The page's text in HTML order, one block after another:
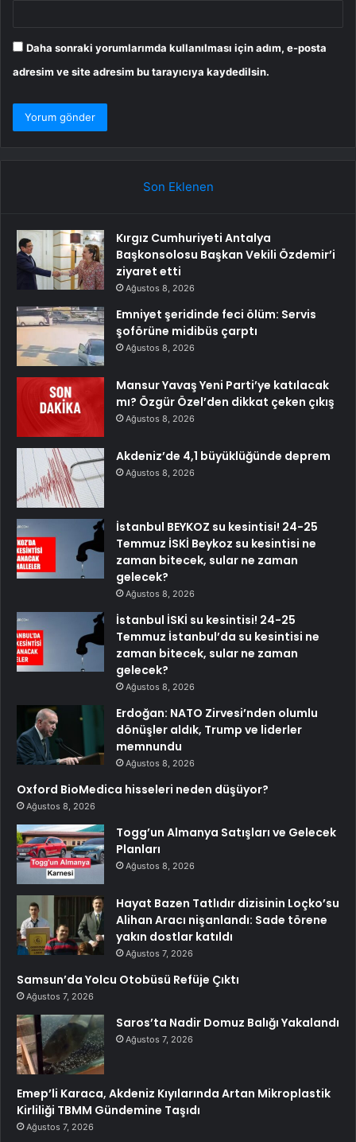
Daha sonraki yorumlarımda kullanılması için adım, e-posta
adresim ve site adresim bu tarayıcıya kaydedilsin.
Son Eklenen
Kırgız Cumhuriyeti Antalya
Başkonsolosu Başkan Vekili Özdemir’i
ziyaret etti
Ağustos 8, 2026
Emniyet şeridinde feci ölüm: Servis
şoförüne midibüs çarptı
Ağustos 8, 2026
Mansur Yavaş Yeni Parti’ye katılacak
mı? Özgür Özel’den dikkat çeken çıkış
Ağustos 8, 2026
Akdeniz’de 4,1 büyüklüğünde deprem
Ağustos 8, 2026
İstanbul BEYKOZ su kesintisi! 24-25
Temmuz İSKİ Beykoz su kesintisi ne
zaman bitecek, sular ne zaman
gelecek?
Ağustos 8, 2026
İstanbul İSKİ su kesintisi! 24-25
Temmuz İstanbul’da su kesintisi ne
zaman bitecek, sular ne zaman
gelecek?
Ağustos 8, 2026
Erdoğan: NATO Zirvesi’nden olumlu
dönüşler aldık, Trump ve liderler
memnundu
Ağustos 8, 2026
Oxford BioMedica hisseleri neden düşüyor?
Ağustos 8, 2026
Togg’un Almanya Satışları ve Gelecek
Planları
Ağustos 8, 2026
Hayat Bazen Tatlıdır dizisinin Loçko’su
Alihan Aracı nişanlandı: Sade törene
yakın dostlar katıldı
Ağustos 7, 2026
Samsun’da Yolcu Otobüsü Refüje Çıktı
Ağustos 7, 2026
Saros’ta Nadir Domuz Balığı Yakalandı
Ağustos 7, 2026
Emep’li Karaca, Akdeniz Kıyılarında Artan Mikroplastik
Kirliliği TBMM Gündemine Taşıdı
Ağustos 7, 2026